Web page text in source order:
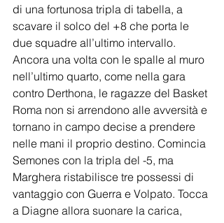
di una fortunosa tripla di tabella, a
scavare il solco del +8 che porta le
due squadre all’ultimo intervallo.
Ancora una volta con le spalle al muro
nell’ultimo quarto, come nella gara
contro Derthona, le ragazze del Basket
Roma non si arrendono alle avversità e
tornano in campo decise a prendere
nelle mani il proprio destino. Comincia
Semones con la tripla del -5, ma
Marghera ristabilisce tre possessi di
vantaggio con Guerra e Volpato. Tocca
a Diagne allora suonare la carica,